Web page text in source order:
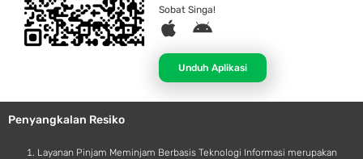
Sobat Singa!
A
p
l
e
A
d
r
o
d
Unduh Aplikasi
Penyangkalan Resiko
Layanan Pinjam Meminjam Berbasis Teknologi Informasi merupakan